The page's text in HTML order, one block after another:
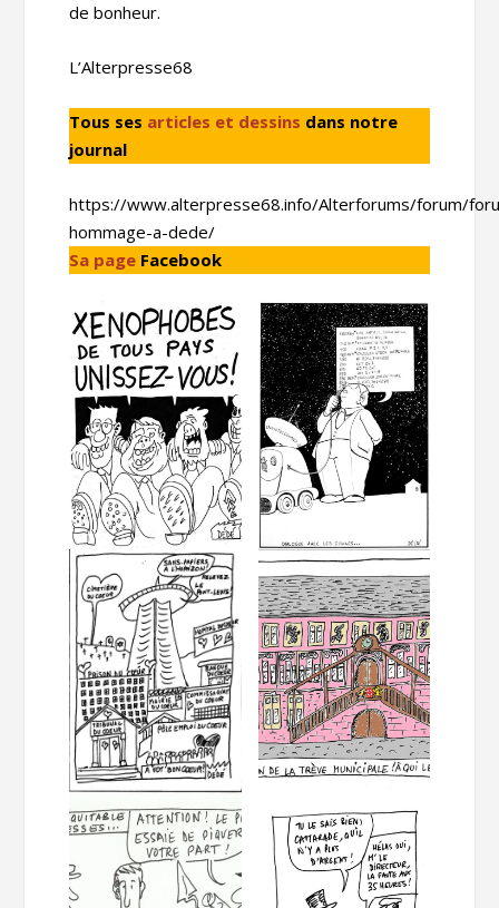
de bonheur.
L’Alterpresse68
Tous ses articles et dessins dans notre
journal
https://www.alterpresse68.info/Alterforums/forum/
hommage-a-dede/
Sa page Facebook